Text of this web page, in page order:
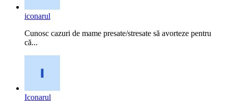
iconarul
Cunosc cazuri de mame presate/stresate să avorteze pentru
că...
Iconarul